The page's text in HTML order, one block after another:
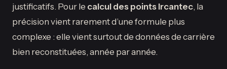
justificatifs. Pour le calcul des points Ircantec, la
précision vient rarement d’une formule plus
complexe : elle vient surtout de données de carrière
bien reconstituées, année par année.